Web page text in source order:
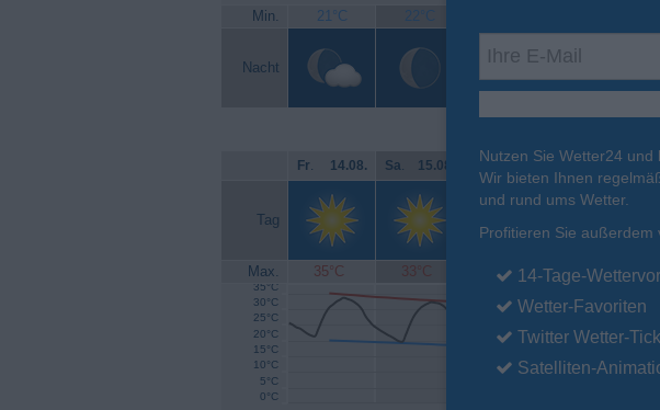
Min. 21°C 22°C
Nacht
Fr. 14.08. Sa. 15.08. So. 16.08. Mo. 17.08. Di
Tag
Max. 35°C 33°C 32°C 32°C
0°C
5°C
10°C
15°C
20°C
25°C
30°C
35°C
Nutzen Sie Wetter24 und
Wir bieten Ihnen
und rund ums Wetter.
Profitieren Sie außerdem
14-Tage-
Wetter-Favoriten
Twitter Wetter-
Satelliten-